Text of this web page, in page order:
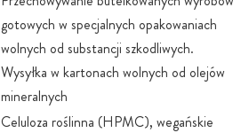
gotowych w specjalnych opakowaniach
wolnych od substancji szkodliwych.
Wysyłka w kartonach wolnych od olejów
mineralnych
Celuloza roślinna (HPMC), wegańskie